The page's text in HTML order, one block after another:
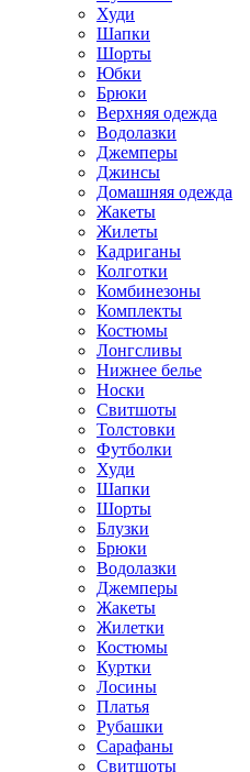
Худи
Шапки
Шорты
Юбки
Брюки
Верхняя одежда
Водолазки
Джемперы
Джинсы
Домашняя одежда
Жакеты
Жилеты
Кадриганы
Колготки
Комбинезоны
Комплекты
Костюмы
Лонгсливы
Нижнее белье
Носки
Свитшоты
Толстовки
Футболки
Худи
Шапки
Шорты
Блузки
Брюки
Водолазки
Джемперы
Жакеты
Жилетки
Костюмы
Куртки
Лосины
Платья
Рубашки
Сарафаны
Свитшоты